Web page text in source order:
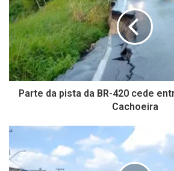
Parte da pista da BR-420 cede
Cachoeira